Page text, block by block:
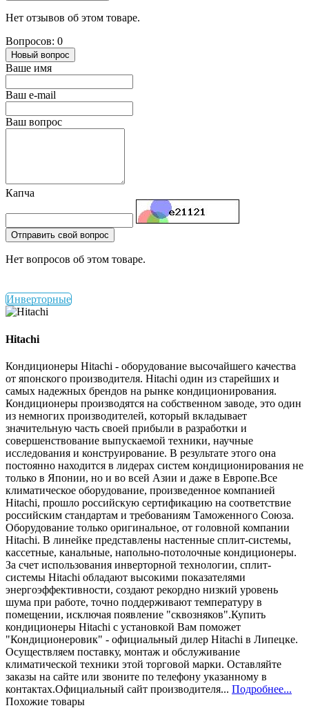
Нет отзывов об этом товаре.
Вопросов: 0
Новый вопрос
Ваше имя
Ваш e-mail
Ваш вопрос
Капча
Отправить свой вопрос
Нет вопросов об этом товаре.
Инверторные
Hitachi
Кондиционеры Hitachi - оборудование высочайшего качества
от японского производителя. Hitachi один из старейших и
самых надежных брендов на рынке кондиционирования.
Кондиционеры производятся на собственном заводе, это один
из немногих производителей, который вкладывает
значительную часть своей прибыли в разработки и
совершенствование выпускаемой техники, научные
исследования и конструирование. В результате этого она
постоянно находится в лидерах систем кондиционирования не
только в Японии, но и во всей Азии и даже в Европе.Все
климатическое оборудование, произведенное компанией
Hitachi, прошло российскую сертификацию на соответствие
российским стандартам и требованиям Таможенного Союза.
Оборудование только оригинальное, от головной компании
Hitachi. В линейке представлены настенные сплит-системы,
кассетные, канальные, напольно-потолочные кондиционеры.
За счет использования инверторной технологии, сплит-
системы Hitachi обладают высокими показателями
энергоэффективности, создают рекордно низкий уровень
шума при работе, точно поддерживают температуру в
помещении, исключая появление "сквозняков".Купить
кондиционеры Hitachi с установкой Вам поможет
"Кондиционеровик" - официальный дилер Hitachi в Липецке.
Осуществляем поставку, монтаж и обслуживание
климатической техники этой торговой марки. Оставляйте
заказы на сайте или звоните по телефону указанному в
контактах.Официальный сайт производителя... Подробнее...
Похожие товары